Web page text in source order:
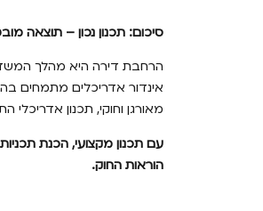
סיכום: תכנון נכון – תוצאה
הרחבת דירה היא מהלך
אינדור אדריכלים מתמחים
מאורגן וחוקי, תכנון
עם תכנון מקצועי, הכנת
הוראות החוק.